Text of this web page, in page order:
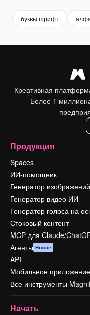
буквы шрифт
Креативная
Более 1
Продукция
Spaces
ИИ-помощник
Генератор
Генератор видео ИИ
Генератор голоса на
Стоковый контент
MCP для Claude/
Агенты Новое
API
Мобильное приложение
Все инструменты
Начать